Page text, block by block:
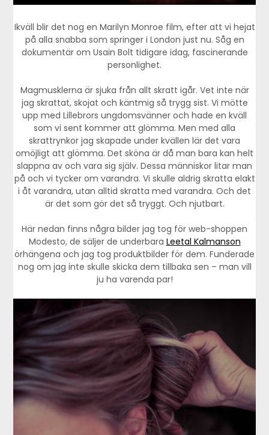
Ikväll blir det nog en Marilyn Monroe film, efter att vi hejat
på alla snabba som springer i London just nu. Såg en
dokumentär om Usain Bolt tidigare idag, fascinerande
personlighet.
Magmusklerna är sjuka från allt skratt igår. Vet inte när
jag skrattat, skojat och käntmig så trygg sist. Vi mötte
upp med Lillebrors ungdomsvänner och hade en kväll
som vi sent kommer att glömma. Men med alla
skrattrynkor jag skapade under kvällen lär det vara
omöjligt att glömma. Det sköna är då man bara kan helt
slappna av och vara sig själv. Dessa människor litar man
på och vi tycker om varandra. Vi skulle aldrig skratta elakt
i åt varandra, utan alltid skratta med varandra. Och det
är det som gör det så tryggt. Och njutbart.
Här nedan finns några bilder jag tog för web-shoppen
Modesto, de säljer de underbara Leetal Kalmanson
örhängena och jag tog produktbilder för dem. Funderade
nog om jag inte skulle skicka dem tillbaka sen – man vill
ju ha varenda par!